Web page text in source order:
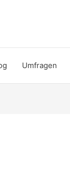
Umfragen